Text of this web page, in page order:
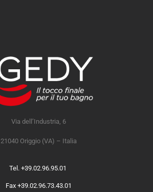
Via dell’Industria, 6
21040 Origgio (VA) – Italia
Tel. +39.02.96.95.01
Fax +39.02.96.73.43.01